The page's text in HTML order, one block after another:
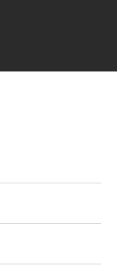
Dist.